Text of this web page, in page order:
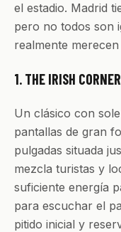
el estadio. Madrid
pero no todos son
realmente
1. THE IRISH
Un clásico con
pantallas de gran
pulgadas situada
mezcla turistas y
suficiente energía
para escuchar el
pitido inicial y